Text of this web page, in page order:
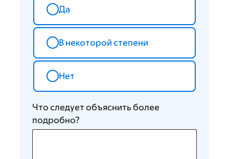
Да
В некоторой степени
Нет
Что следует объяснить более
подробно?